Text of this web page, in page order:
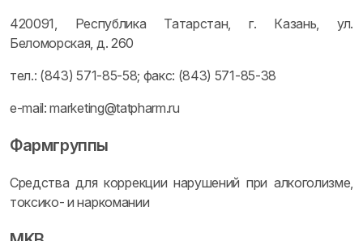
420091, Республика Татарстан, г. Казань, ул.
Беломорская, д. 260
тел.: (843) 571-85-58; факс: (843) 571-85-38
e-mail: marketing@tatpharm.ru
Фармгруппы
Средства для коррекции нарушений при алкоголизме,
токсико- и наркомании